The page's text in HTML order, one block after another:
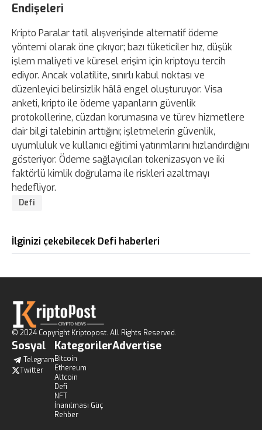
Endişeleri
Kripto Paralar tatil alışverişinde alternatif ödeme
yöntemi olarak öne çıkıyor; bazı tüketiciler hız, düşük
işlem maliyeti ve küresel erişim için kriptoyu tercih
ediyor. Ancak volatilite, sınırlı kabul noktası ve
düzenleyici belirsizlik hâlâ engel oluşturuyor. Visa
anketi, kripto ile ödeme yapanların güvenlik
protokollerine, cüzdan korumasına ve türev hizmetlere
dair bilgi talebinin arttığını; işletmelerin güvenlik,
uyumluluk ve kullanıcı eğitimi yatırımlarını hızlandırdığını
gösteriyor. Ödeme sağlayıcıları tokenizasyon ve iki
faktörlü kimlik doğrulama ile riskleri azaltmayı
hedefliyor.
Defi
İlginizi çekebilecek Defi haberleri
© 2024 Copyright Kriptopost. All Rights Reserved.
Sosyal
Telegram
Twitter
Kategoriler
Bitcoin
Ethereum
Altcoin
Defi
NFT
İnanılması Güç
Rehber
Advertise